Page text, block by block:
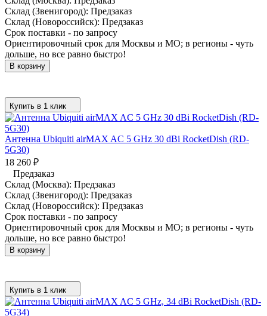
Склад (Звенигород): Предзаказ
Склад (Новороссийск): Предзаказ
Срок поставки - по запросу
Ориентировочный срок для Москвы и МО; в регионы - чуть
дольше, но все равно быстро!
В корзину
Купить в 1 клик
Антенна Ubiquiti airMAX AC 5 GHz 30 dBi RocketDish (RD-
5G30)
18 260 ₽
Предзаказ
Склад (Москва): Предзаказ
Склад (Звенигород): Предзаказ
Склад (Новороссийск): Предзаказ
Срок поставки - по запросу
Ориентировочный срок для Москвы и МО; в регионы - чуть
дольше, но все равно быстро!
В корзину
Купить в 1 клик